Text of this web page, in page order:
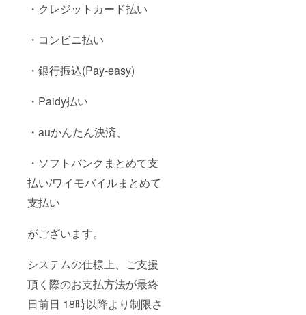
・クレジットカード払い
・コンビニ払い
・銀行振込(Pay-easy)
・Paidy払い
・auかんたん決済、
・ソフトバンクまとめて支
払い/ワイモバイルまとめて
支払い
がございます。
システムの仕様上、ご支援
頂く際のお支払方法が最終
日前日 18時以降より制限さ